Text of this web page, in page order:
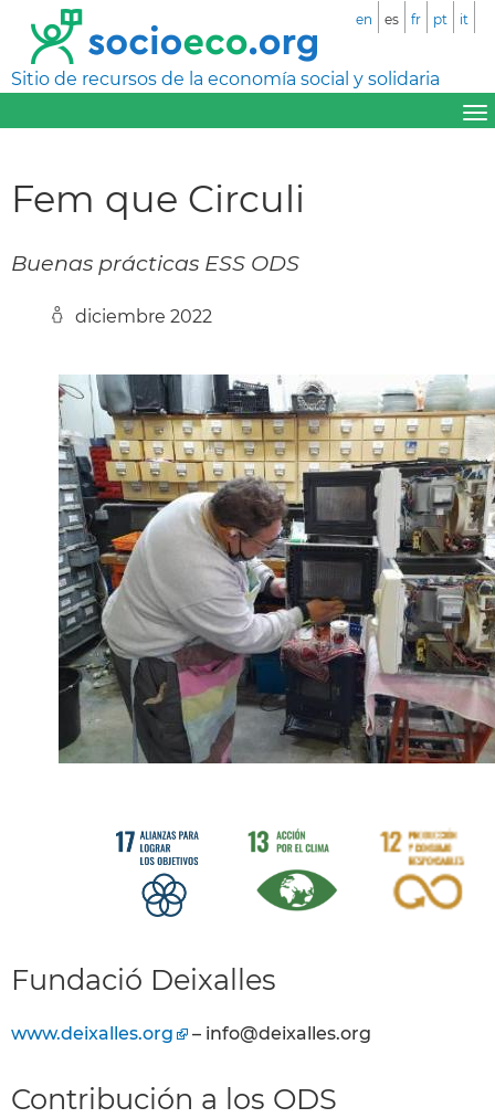
Sitio de recursos de la economía social y solidaria
en es fr pt it
Fem que Circuli
Buenas prácticas ESS ODS
diciembre 2022
Fundació Deixalles
www.deixalles.org – info@deixalles.org
Contribución a los ODS